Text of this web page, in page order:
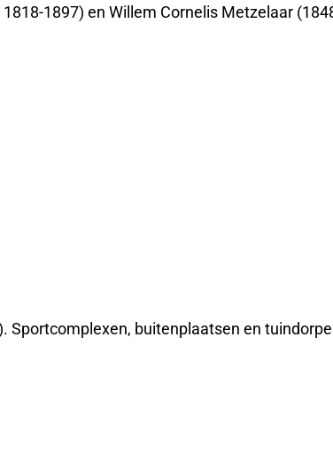
1897) en Willem Cornelis Metzelaar
Sportcomplexen, buitenplaatsen en